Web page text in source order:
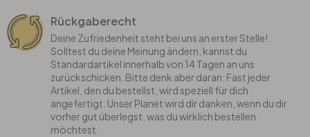
Rückgaberecht
Deine Zufriedenheit steht bei uns an erster Stelle!
Solltest du deine Meinung ändern, kannst du
Standardartikel innerhalb von 14 Tagen an uns
zurückschicken. Bitte denk aber daran: Fast jeder
Artikel, den du bestellst, wird speziell für dich
angefertigt. Unser Planet wird dir danken, wenn du dir
vorher gut überlegst, was du wirklich bestellen
möchtest.